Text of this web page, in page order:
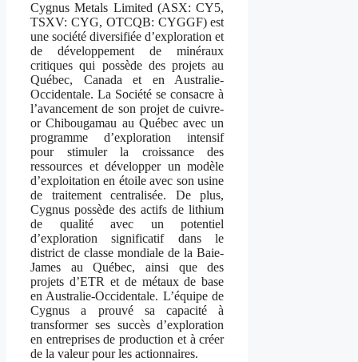
Cygnus Metals Limited (ASX: CY5,
TSXV: CYG, OTCQB: CYGGF) est
une société diversifiée d’exploration et
de développement de minéraux
critiques qui possède des projets au
Québec, Canada et en Australie-
Occidentale. La Société se consacre à
l’avancement de son projet de cuivre-
or Chibougamau au Québec avec un
programme d’exploration intensif
pour stimuler la croissance des
ressources et développer un modèle
d’exploitation en étoile avec son usine
de traitement centralisée. De plus,
Cygnus possède des actifs de lithium
de qualité avec un potentiel
d’exploration significatif dans le
district de classe mondiale de la Baie-
James au Québec, ainsi que des
projets d’ETR et de métaux de base
en Australie-Occidentale. L’équipe de
Cygnus a prouvé sa capacité à
transformer ses succès d’exploration
en entreprises de production et à créer
de la valeur pour les actionnaires.